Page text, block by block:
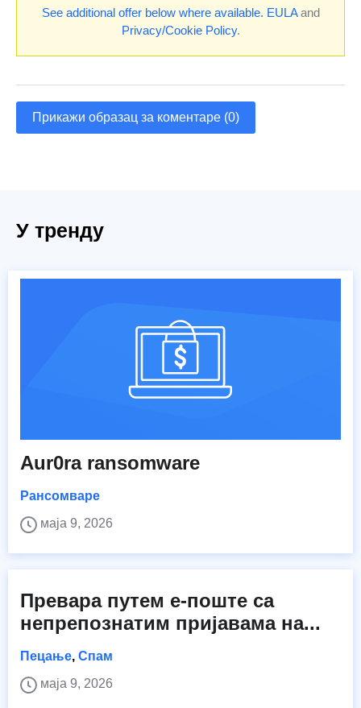
See additional offer below where available. EULAand
Privacy/Cookie Policy.
Прикажи образац за коментаре (0)
У тренду
Aur0ra ransomware
Рансомваре
маја 9, 2026
Превара путем е-поште са
непрепознатим пријавама на...
Пецање, Спам
маја 9, 2026